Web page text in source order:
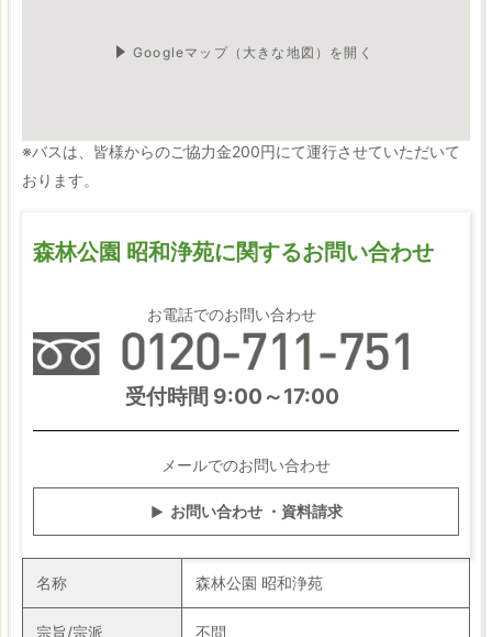
Googleマップ（大きな地図）を開く
※バスは、皆様からのご協力金200円にて運行させていただいて
おります。
森林公園 昭和浄苑に関するお問い合わせ
お電話でのお問い合わせ
受付時間 9:00～17:00
メールでのお問い合わせ
お問い合わせ ・資料請求
名称 森林公園 昭和浄苑
宗旨/宗派 不問